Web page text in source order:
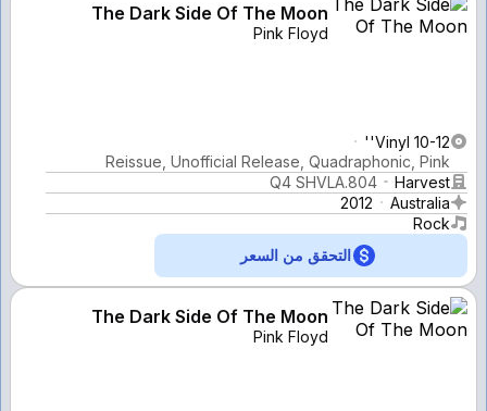
The Dark Side Of The Moon
Pink Floyd
Vinyl 10-12''
Reissue, Unofficial Release, Quadraphonic, Pink
Harvest
Q4 SHVLA.804
Australia
2012
Rock
التحقق من السعر
The Dark Side Of The Moon
Pink Floyd